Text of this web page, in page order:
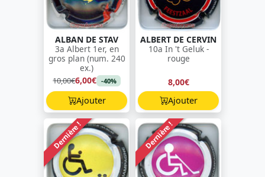
ALBAN DE STAV
3a Albert 1er, en
gros plan (num. 240
ex.)
10,00€6,00€ -40%
Ajouter
ALBERT DE CERVIN
10a In 't Geluk -
rouge
8,00€
Ajouter
Dernière ! Dernière !